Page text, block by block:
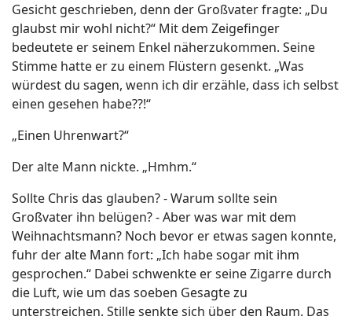
Gesicht geschrieben, denn der Großvater fragte: „Du
glaubst mir wohl nicht?“ Mit dem Zeigefinger
bedeutete er seinem Enkel näherzukommen. Seine
Stimme hatte er zu einem Flüstern gesenkt. „Was
würdest du sagen, wenn ich dir erzähle, dass ich selbst
einen gesehen habe??!“
„Einen Uhrenwart?“
Der alte Mann nickte. „Hmhm.“
Sollte Chris das glauben? - Warum sollte sein
Großvater ihn belügen? - Aber was war mit dem
Weihnachtsmann? Noch bevor er etwas sagen konnte,
fuhr der alte Mann fort: „Ich habe sogar mit ihm
gesprochen.“ Dabei schwenkte er seine Zigarre durch
die Luft, wie um das soeben Gesagte zu
unterstreichen. Stille senkte sich über den Raum. Das